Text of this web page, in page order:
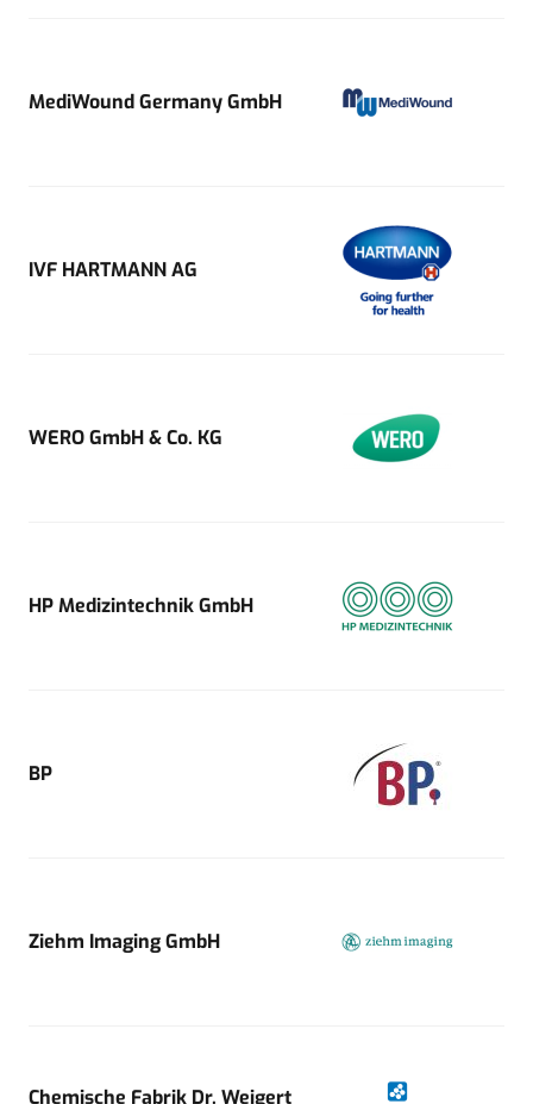
MediWound Germany GmbH
IVF HARTMANN AG
WERO GmbH & Co. KG
HP Medizintechnik GmbH
BP
Ziehm Imaging GmbH
Chemische Fabrik Dr. Weigert